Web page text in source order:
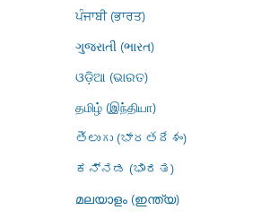
ਪੰਜਾਬੀ (ਭਾਰਤ)
ગુજરાતી (ભારત)
ଓଡ଼ିଆ (ଭାରତ)
தமிழ் (இந்தியா)
తెలుగు (భారతదేశం)
ಕನ್ನಡ (ಭಾರತ)
മലയാളം (ഇന്ത്യ)